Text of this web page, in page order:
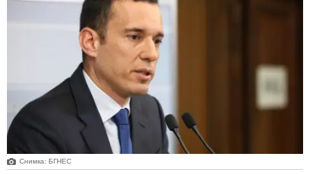
Снимка: БГНЕС